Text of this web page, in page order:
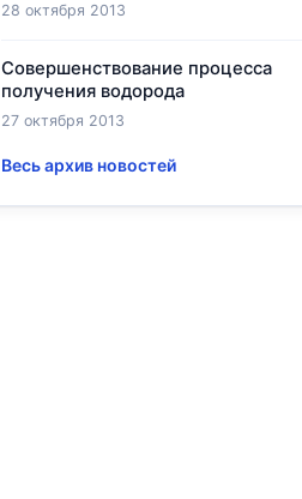
28 октября 2013
Совершенствование процесса
получения водорода
27 октября 2013
Весь архив новостей